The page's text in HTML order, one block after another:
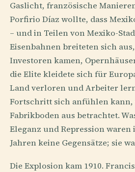
Gaslicht, französische
Porfirio Díaz wollte, dass
– und in Teilen von Mexiko-
Eisenbahnen breiteten sich
Investoren kamen,
die Elite kleidete sich für
Land verloren und Arbeiter
Fortschritt sich anfühlen kann,
Fabrikboden aus betrachtet.
Eleganz und Repression
Jahren keine Gegensätze; sie
Die Explosion kam 1910.